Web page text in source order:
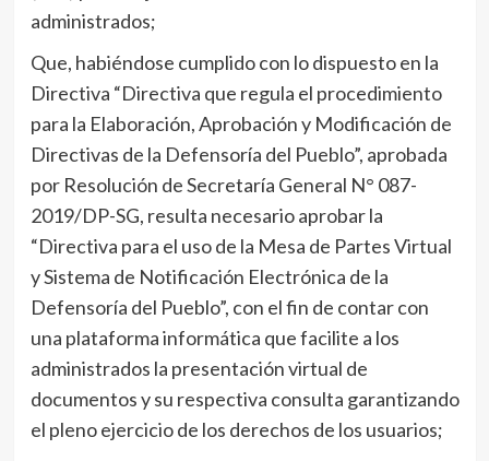
administrados;
Que, habiéndose cumplido con lo dispuesto en la
Directiva “Directiva que regula el procedimiento
para la Elaboración, Aprobación y Modificación de
Directivas de la Defensoría del Pueblo”, aprobada
por Resolución de Secretaría General N° 087-
2019/DP-SG, resulta necesario aprobar la
“Directiva para el uso de la Mesa de Partes Virtual
y Sistema de Notificación Electrónica de la
Defensoría del Pueblo”, con el fin de contar con
una plataforma informática que facilite a los
administrados la presentación virtual de
documentos y su respectiva consulta garantizando
el pleno ejercicio de los derechos de los usuarios;